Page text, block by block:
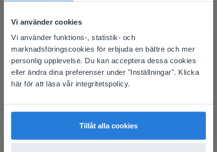
Vi använder cookies
Vi använder funktions-, statistik- och
marknadsföringscookies för erbjuda en bättre och mer
personlig upplevelse. Du kan acceptera dessa cookies
eller ändra dina preferenser under "Inställningar". Klicka
här för att läsa vår integritetspolicy.
Tillåt alla cookies
Verktyg
klassrummet
This website doesn't match
your location
Based on your location, we think you might
prefer to visit our English website. There you'll
English
Svenska